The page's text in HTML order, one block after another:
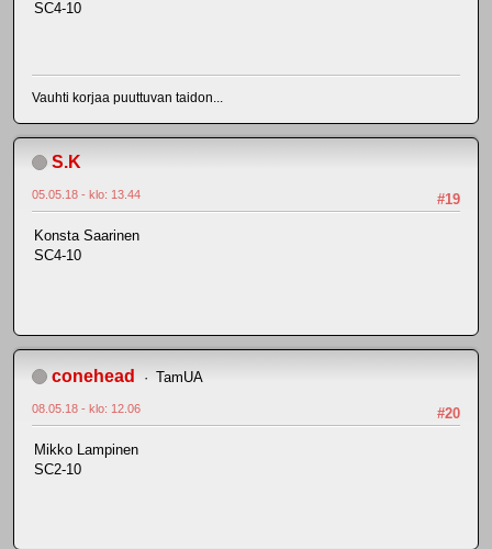
SC4-10
Vauhti korjaa puuttuvan taidon...
S.K
#19
05.05.18 - klo: 13.44
Konsta Saarinen
SC4-10
conehead TamUA
#20
08.05.18 - klo: 12.06
Mikko Lampinen
SC2-10